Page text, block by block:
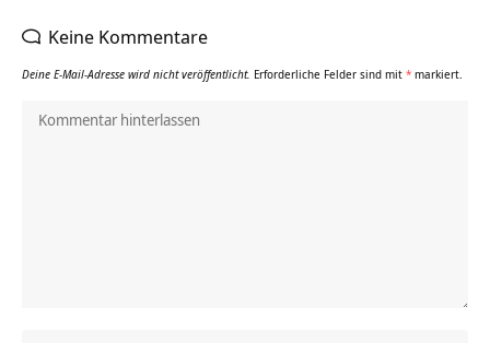
Keine Kommentare
Deine E-Mail-Adresse wird nicht veröffentlicht. Erforderliche Felder sind mit * markiert.